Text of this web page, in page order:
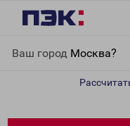
Ваш город Москва?